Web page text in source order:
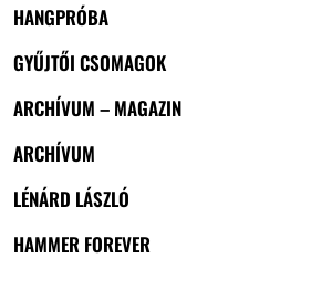
HANGPRÓBA
GYŰJTŐI CSOMAGOK
ARCHÍVUM – MAGAZIN
ARCHÍVUM
LÉNÁRD LÁSZLÓ
HAMMER FOREVER